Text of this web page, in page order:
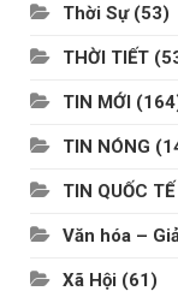
Thời Sự(53)
THỜI TIẾT
TIN MỚI
TIN NÓNG
TIN QUỐC TẾ
Văn hóa –
Xã Hội (61)